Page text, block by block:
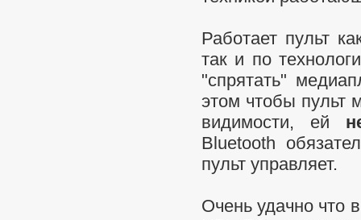
Работает пульт
так и по
"спрятать"
этом чтобы пульт
видимости, ей
Bluetooth
пульт управляет.
Очень удачно что